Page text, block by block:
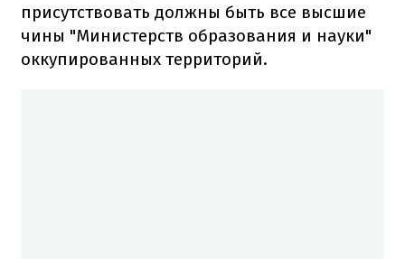
присутствовать должны быть все высшие
чины "Министерств образования и науки"
оккупированных территорий.